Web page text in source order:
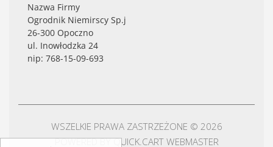
Nazwa Firmy
Ogrodnik Niemirscy Sp.j
26-300 Opoczno
ul. Inowłodzka 24
nip: 768-15-09-693
WSZELKIE PRAWA ZASTRZEŻONE © 2026
POWERED BYQUICK.CARTWEBMASTER